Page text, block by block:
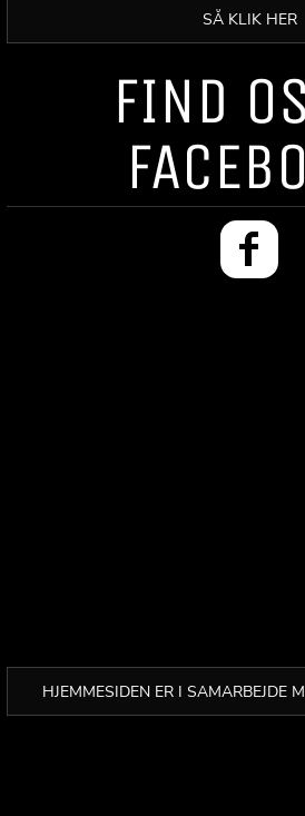
SÅ KLIK HER
FIND
HJEMMESIDEN ER I SAMARBEJDE